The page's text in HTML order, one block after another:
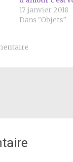
17 janvier 2018
Dans "Objets"